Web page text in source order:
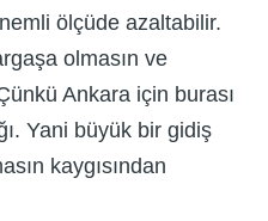
ölçüde azaltabilir.
olmasın ve
Ankara için burası
Yani büyük bir gidiş
kaygısından